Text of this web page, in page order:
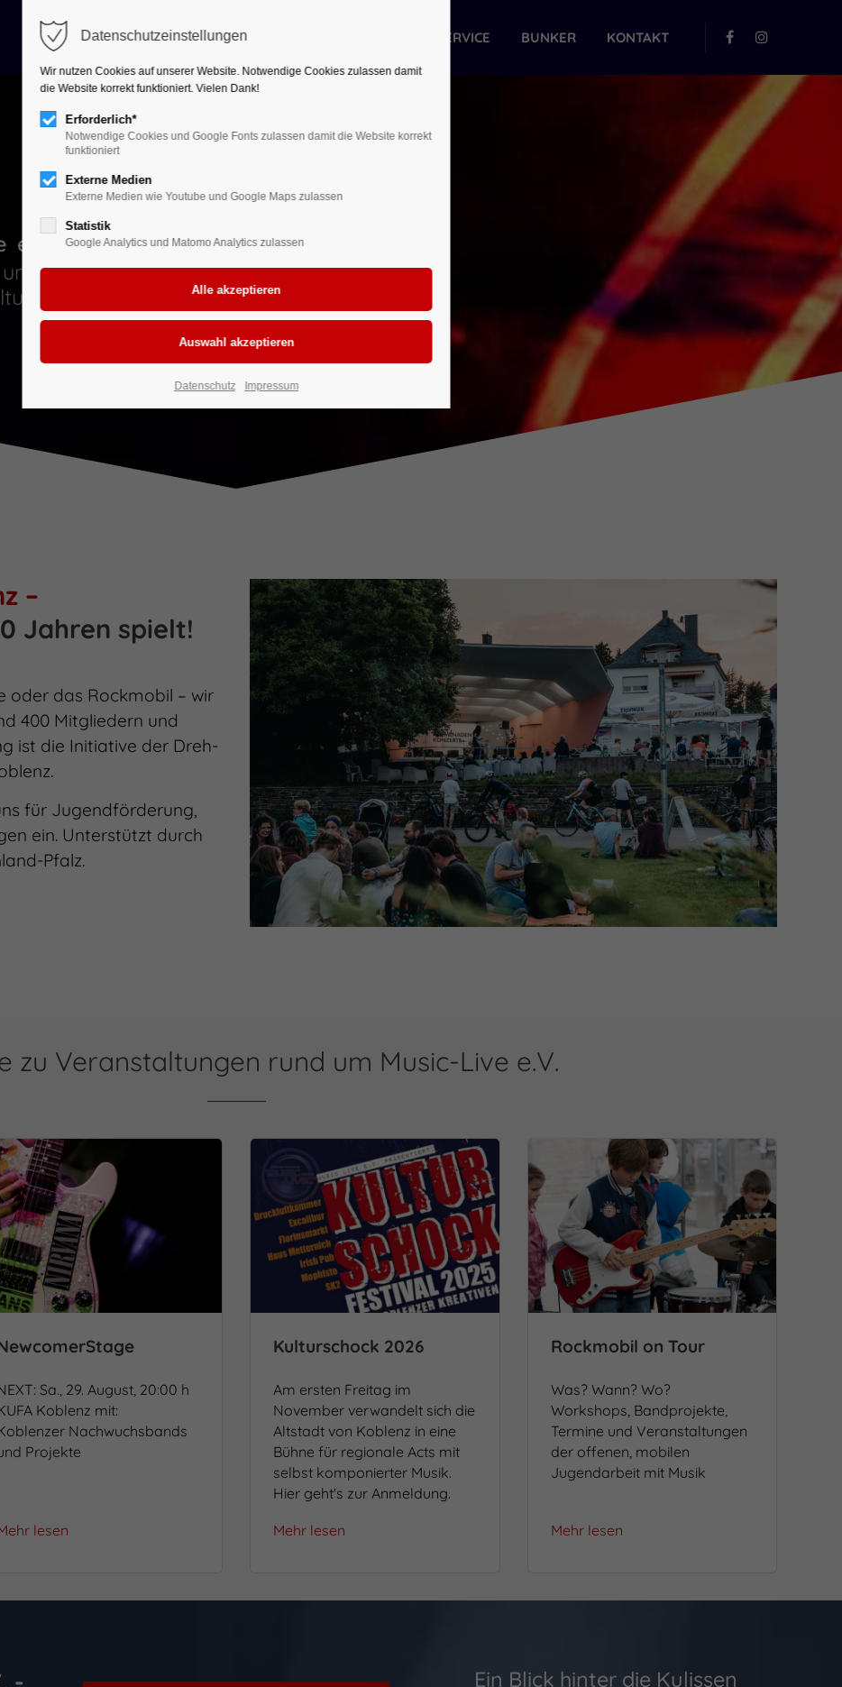
HOME VEREIN JUGENDARBEIT SERVICE BUNKER KONTAKT
die
–
Jahren spielt!
oder das Rockmobil – wir
400 Mitgliedern und
ist die Initiative der Dreh-
für Jugendförderung,
ein. Unterstützt durch
Pfalz.
zu Veranstaltungen rund um Music-Live e.V.
Sa., 29. August, 20:00 h
Koblenz mit:
Nachwuchsbands
Projekte
lesen
Kulturschock 2026
Am ersten Freitag im
November verwandelt sich die
Altstadt von Koblenz in eine
Bühne für regionale Acts mit
selbst komponierter Musik.
Hier geht's zur Anmeldung.
Mehr lesen
Rockmobil on Tour
Was? Wann? Wo?
Workshops, Bandprojekte,
Termine und Veranstaltungen
der offenen, mobilen
Jugendarbeit mit Musik
Mehr lesen
Ein Blick hinter die Kulissen
Datenschutzeinstellungen
Wir nutzen Cookies auf unserer Website. Notwendige Cookies zulassen damit
die Website korrekt funktioniert. Vielen Dank!
Erforderlich*
Notwendige Cookies und Google Fonts zulassen damit die Website korrekt
funktioniert
Externe Medien
Externe Medien wie Youtube und Google Maps zulassen
Statistik
Google Analytics und Matomo Analytics zulassen
Datenschutz Impressum